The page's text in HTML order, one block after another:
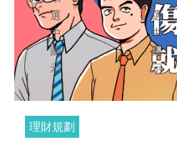
理財規劃